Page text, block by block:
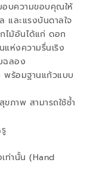
อบความขอบคุณให้
และแรงบันดาลใจ
ไม้อันได้แก่ ดอก
ห่งความรื่นเริง
ฉลอง
พร้อมฐานแก้วแบบ
ภาพ สามารถใช้ช้ำ
ท่านั้น (Hand